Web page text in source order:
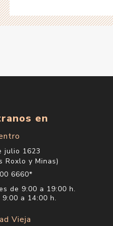
en
julio 1623
Roxlo y Minas)
6660*
de 9:00 a 19:00 h.
a 14:00 h.
Vieja